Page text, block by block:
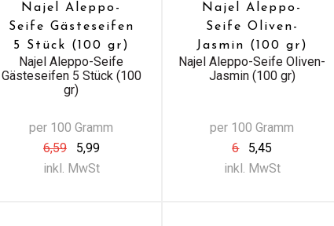
Najel Aleppo-
Seife Gästeseifen
5 Stück (100 gr)
Najel Aleppo-Seife
Gästeseifen 5 Stück (100
gr)
per 100 Gramm
6,59
5,99
inkl. MwSt
Najel Aleppo-
Seife Oliven-
Jasmin (100 gr)
Najel Aleppo-Seife Oliven-
Jasmin (100 gr)
per 100 Gramm
6
5,45
inkl. MwSt